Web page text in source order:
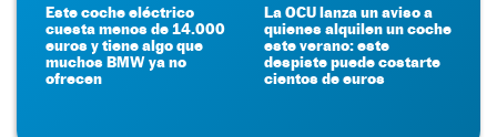
Este coche eléctrico
cuesta menos de 14.000
euros y tiene algo que
muchos BMW ya no
ofrecen
La OCU lanza un aviso a
quienes alquilen un coche
este verano: este
despiste puede costarte
cientos de euros